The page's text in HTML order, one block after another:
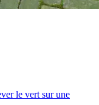
le vert sur une